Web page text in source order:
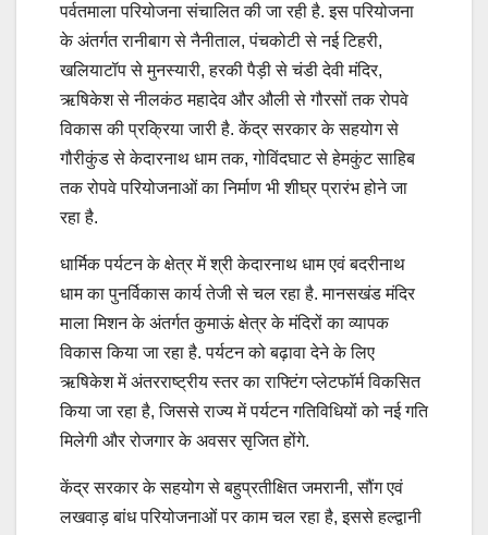
पर्वतमाला परियोजना संचालित की जा रही है. इस परियोजना
के अंतर्गत रानीबाग से नैनीताल, पंचकोटी से नई टिहरी,
खलियाटॉप से मुनस्यारी, हरकी पैड़ी से चंडी देवी मंदिर,
ऋषिकेश से नीलकंठ महादेव और औली से गौरसों तक रोपवे
विकास की प्रक्रिया जारी है. केंद्र सरकार के सहयोग से
गौरीकुंड से केदारनाथ धाम तक, गोविंदघाट से हेमकुंट साहिब
तक रोपवे परियोजनाओं का निर्माण भी शीघ्र प्रारंभ होने जा
रहा है.
धार्मिक पर्यटन के क्षेत्र में श्री केदारनाथ धाम एवं बदरीनाथ
धाम का पुनर्विकास कार्य तेजी से चल रहा है. मानसखंड मंदिर
माला मिशन के अंतर्गत कुमाऊं क्षेत्र के मंदिरों का व्यापक
विकास किया जा रहा है. पर्यटन को बढ़ावा देने के लिए
ऋषिकेश में अंतरराष्ट्रीय स्तर का राफ्टिंग प्लेटफॉर्म विकसित
किया जा रहा है, जिससे राज्य में पर्यटन गतिविधियों को नई गति
मिलेगी और रोजगार के अवसर सृजित होंगे.
केंद्र सरकार के सहयोग से बहुप्रतीक्षित जमरानी, सौंग एवं
लखवाड़ बांध परियोजनाओं पर काम चल रहा है, इससे हल्द्वानी